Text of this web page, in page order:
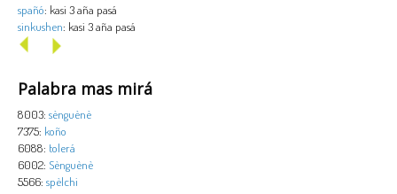
spañó: kasi 3 aña pasá
sinkushen: kasi 3 aña pasá
Palabra mas mirá
8003: sènguènè
7375: koño
6088: tolerá
6002: Sènguènè
5566: spèlchi